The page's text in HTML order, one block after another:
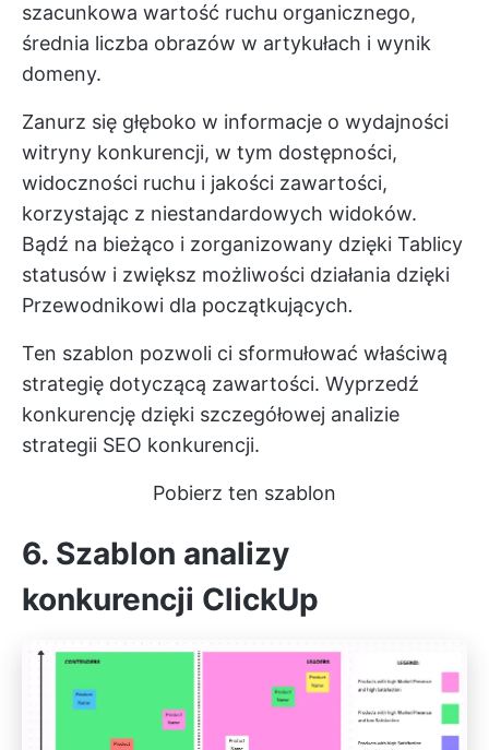
szacunkowa wartość ruchu organicznego,
średnia liczba obrazów w artykułach i wynik
domeny.
Zanurz się głęboko w informacje o wydajności
witryny konkurencji, w tym dostępności,
widoczności ruchu i jakości zawartości,
korzystając z niestandardowych widoków.
Bądź na bieżąco i zorganizowany dzięki Tablicy
statusów i zwiększ możliwości działania dzięki
Przewodnikowi dla początkujących.
Ten szablon pozwoli ci sformułować właściwą
strategię dotyczącą zawartości. Wyprzedź
konkurencję dzięki szczegółowej analizie
strategii SEO konkurencji.
Pobierz ten szablon
6. Szablon analizy
konkurencji ClickUp